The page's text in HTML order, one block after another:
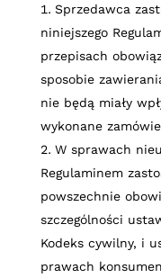
Sprzedawca
niniejszego
przepisach
sposobie
nie będą miały
wykonane
W sprawach
Regulaminem
powszechnie
szczególności
Kodeks cywilny, i
prawach